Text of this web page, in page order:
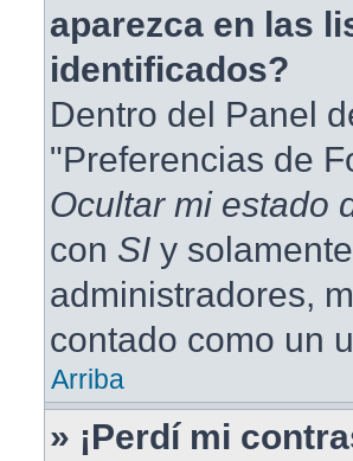
aparezca en las
identificados?
Dentro del Panel
"Preferencias de
Ocultar mi estado
con SI y
administradores,
contado como un
Arriba
» ¡Perdí mi